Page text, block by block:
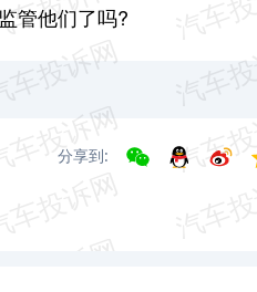
管他们了吗?
分享到: